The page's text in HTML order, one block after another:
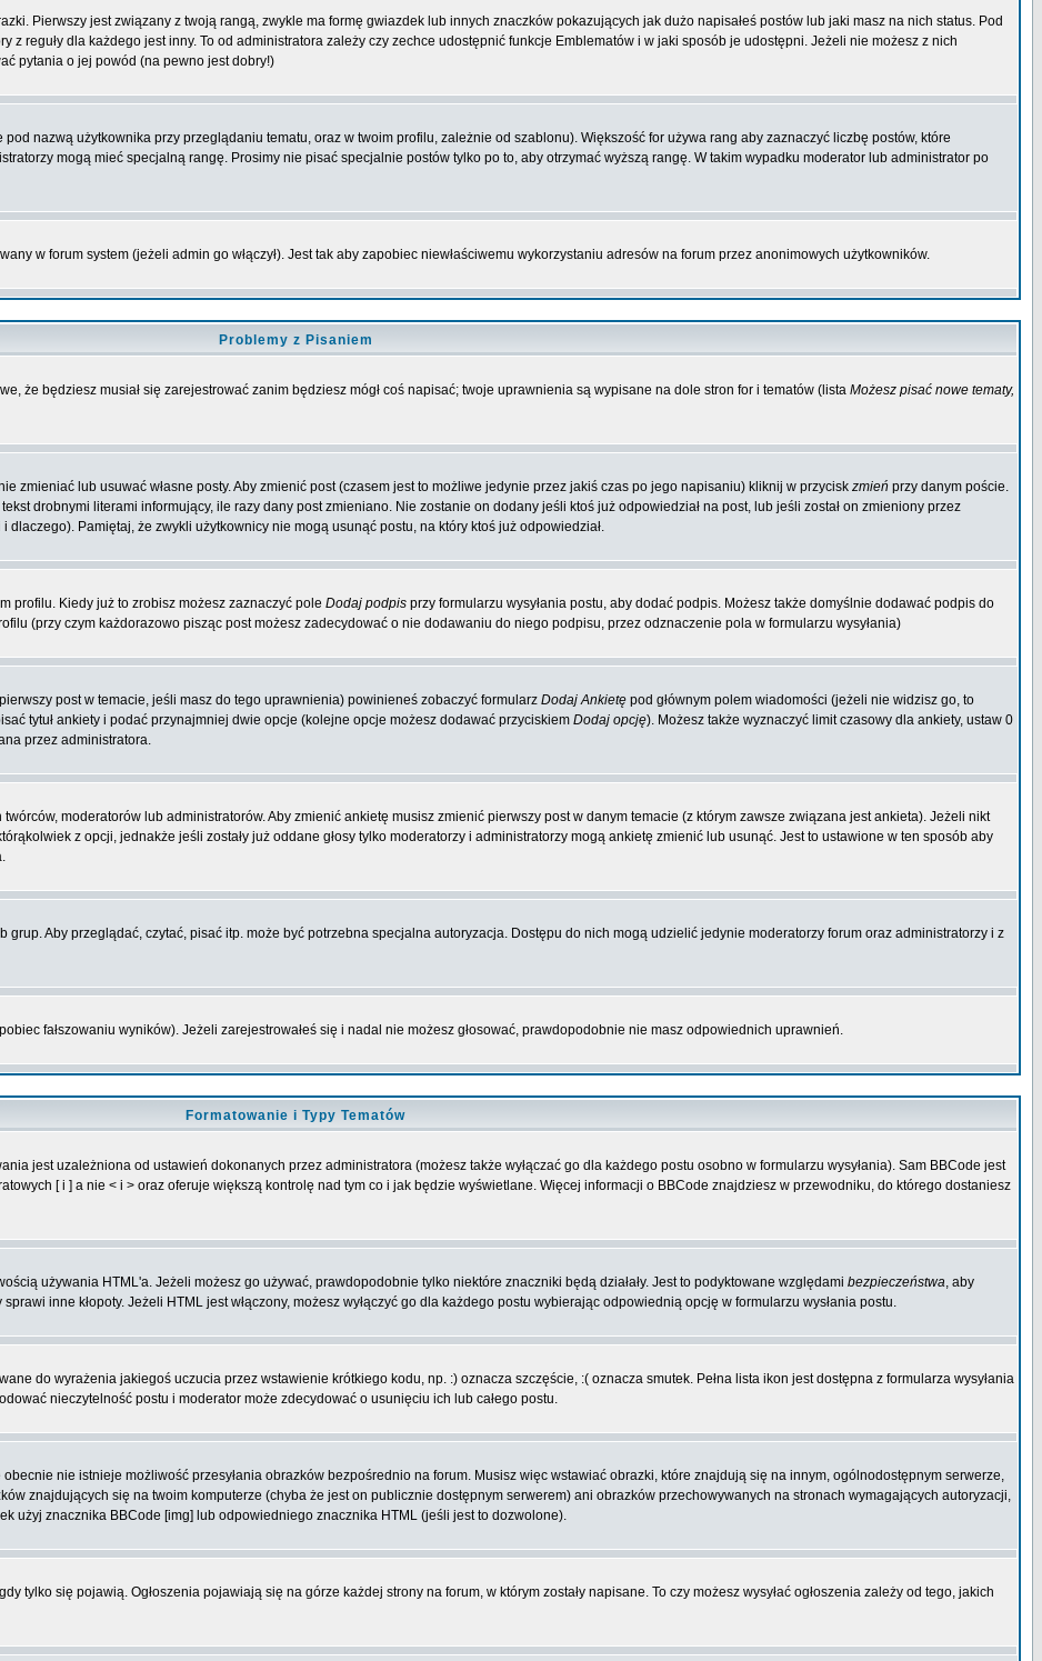
Pierwszy jest związany z twoją rangą, zwykle ma formę gwiazdek lub innych znaczków pokazujących jak dużo napisałeś postów lub jaki masz na nich status. Pod
z reguły dla każdego jest inny. To od administratora zależy czy zechce udostępnić funkcje Emblematów i w jaki sposób je udostępni. Jeżeli nie możesz z nich
pytania o jej powód (na pewno jest dobry!)
nazwą użytkownika przy przeglądaniu tematu, oraz w twoim profilu, zależnie od szablonu). Większość for używa rang aby zaznaczyć liczbę postów, które
mogą mieć specjalną rangę. Prosimy nie pisać specjalnie postów tylko po to, aby otrzymać wyższą rangę. W takim wypadku moderator lub administrator po
w forum system (jeżeli admin go włączył). Jest tak aby zapobiec niewłaściwemu wykorzystaniu adresów na forum przez anonimowych użytkowników.
Problemy z Pisaniem
że będziesz musiał się zarejestrować zanim będziesz mógł coś napisać; twoje uprawnienia są wypisane na dole stron for i tematów (lista Możesz pisać nowe tematy,
zmieniać lub usuwać własne posty. Aby zmienić post (czasem jest to możliwe jedynie przez jakiś czas po jego napisaniu) kliknij w przycisk zmień przy danym poście.
drobnymi literami informujący, ile razy dany post zmieniano. Nie zostanie on dodany jeśli ktoś już odpowiedział na post, lub jeśli został on zmieniony przez
Pamiętaj, że zwykli użytkownicy nie mogą usunąć postu, na który ktoś już odpowiedział.
profilu. Kiedy już to zrobisz możesz zaznaczyć pole Dodaj podpis przy formularzu wysyłania postu, aby dodać podpis. Możesz także domyślnie dodawać podpis do
(przy czym każdorazowo pisząc post możesz zadecydować o nie dodawaniu do niego podpisu, przez odznaczenie pola w formularzu wysyłania)
post w temacie, jeśli masz do tego uprawnienia) powinieneś zobaczyć formularz Dodaj Ankietę pod głównym polem wiadomości (jeżeli nie widzisz go, to
tytuł ankiety i podać przynajmniej dwie opcje (kolejne opcje możesz dodawać przyciskiem Dodaj opcję). Możesz także wyznaczyć limit czasowy dla ankiety, ustaw 0
przez administratora.
moderatorów lub administratorów. Aby zmienić ankietę musisz zmienić pierwszy post w danym temacie (z którym zawsze związana jest ankieta). Jeżeli nikt
z opcji, jednakże jeśli zostały już oddane głosy tylko moderatorzy i administratorzy mogą ankietę zmienić lub usunąć. Jest to ustawione w ten sposób aby
Aby przeglądać, czytać, pisać itp. może być potrzebna specjalna autoryzacja. Dostępu do nich mogą udzielić jedynie moderatorzy forum oraz administratorzy i z
fałszowaniu wyników). Jeżeli zarejestrowałeś się i nadal nie możesz głosować, prawdopodobnie nie masz odpowiednich uprawnień.
Formatowanie i Typy Tematów
jest uzależniona od ustawień dokonanych przez administratora (możesz także wyłączać go dla każdego postu osobno w formularzu wysyłania). Sam BBCode jest
[ i ] a nie < i > oraz oferuje większą kontrolę nad tym co i jak będzie wyświetlane. Więcej informacji o BBCode znajdziesz w przewodniku, do którego dostaniesz
używania HTML'a. Jeżeli możesz go używać, prawdopodobnie tylko niektóre znaczniki będą działały. Jest to podyktowane względami bezpieczeństwa, aby
inne kłopoty. Jeżeli HTML jest włączony, możesz wyłączyć go dla każdego postu wybierając odpowiednią opcję w formularzu wysłania postu.
do wyrażenia jakiegoś uczucia przez wstawienie krótkiego kodu, np. :) oznacza szczęście, :( oznacza smutek. Pełna lista ikon jest dostępna z formularza wysyłania
nieczytelność postu i moderator może zdecydować o usunięciu ich lub całego postu.
nie istnieje możliwość przesyłania obrazków bezpośrednio na forum. Musisz więc wstawiać obrazki, które znajdują się na innym, ogólnodostępnym serwerze,
znajdujących się na twoim komputerze (chyba że jest on publicznie dostępnym serwerem) ani obrazków przechowywanych na stronach wymagających autoryzacji,
użyj znacznika BBCode [img] lub odpowiedniego znacznika HTML (jeśli jest to dozwolone).
tylko się pojawią. Ogłoszenia pojawiają się na górze każdej strony na forum, w którym zostały napisane. To czy możesz wysyłać ogłoszenia zależy od tego, jakich